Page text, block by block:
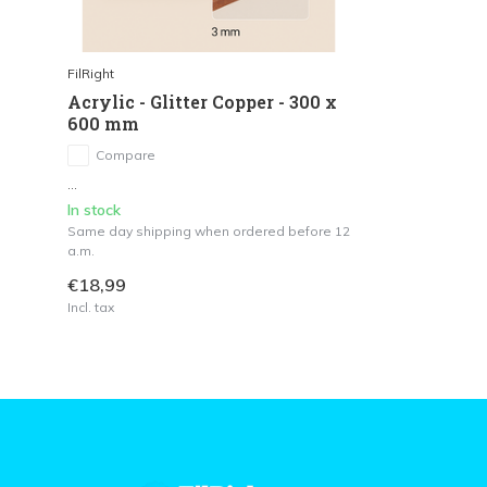
FilRight
Acrylic - Glitter Copper - 300 x
600 mm
Compare
In stock
Same day shipping when ordered before 12
a.m.
€18,99
Incl. tax